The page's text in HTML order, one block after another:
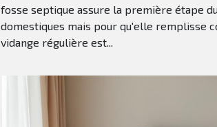
fosse septique assure la première étape
domestiques mais pour qu'elle remplisse
vidange régulière est...